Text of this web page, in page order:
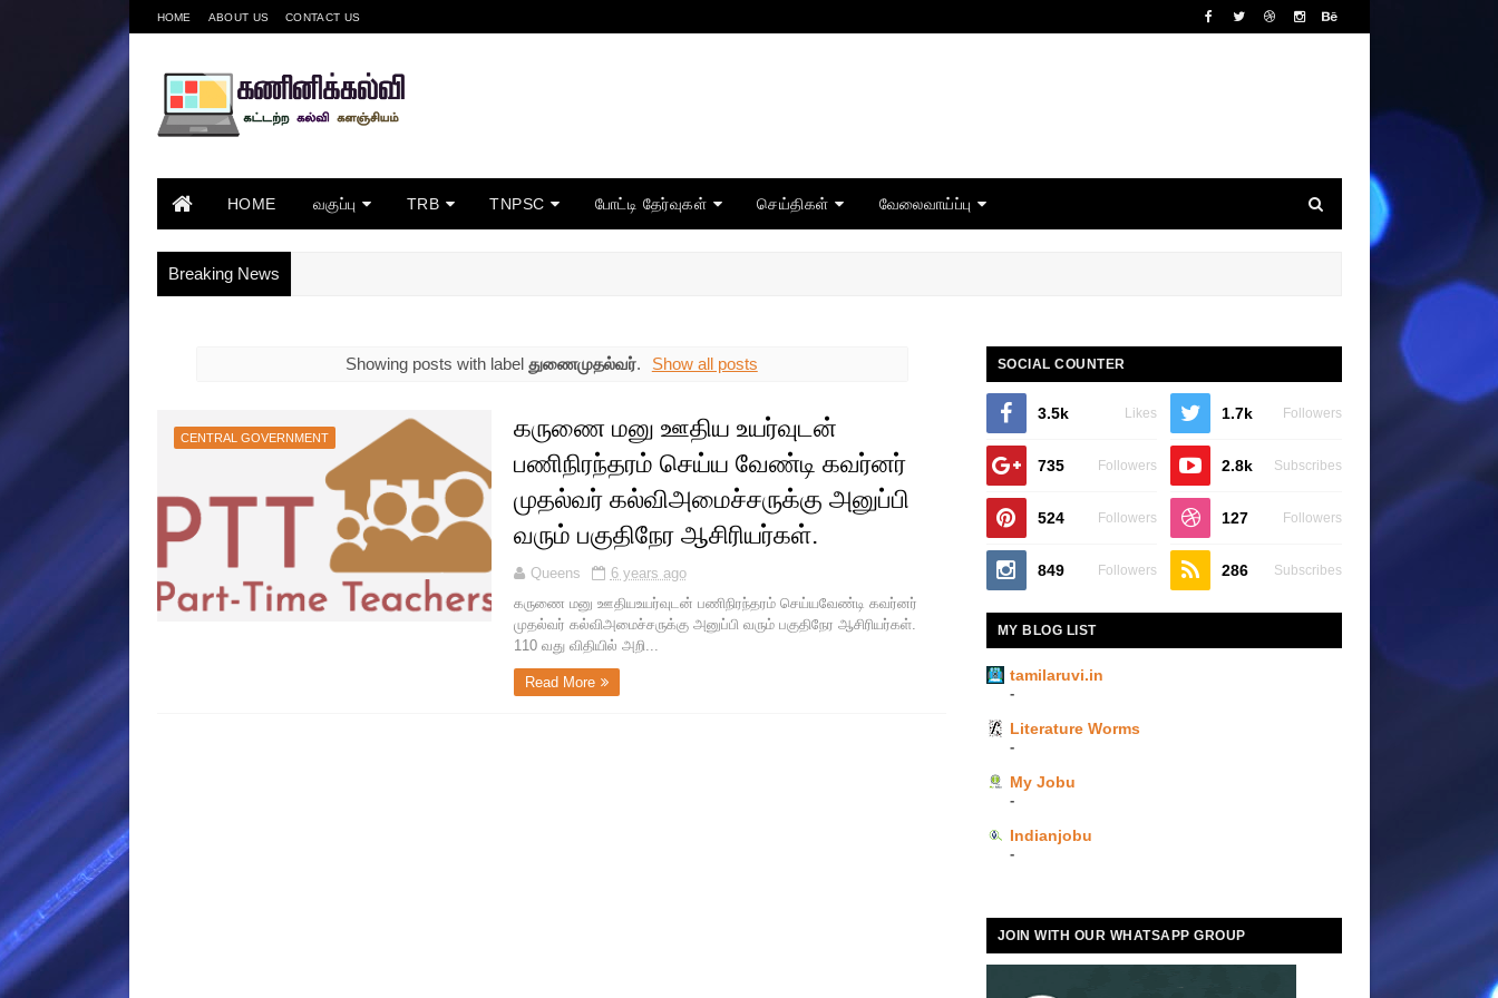
HOME ABOUT US CONTACT US
HOME வகுப்பு TRB TNPSC போட்டி தேர்வுகள் செய்திகள் வேலைவாய்ப்பு
Breaking News
Showing posts with label துணைமுதல்வர். Show all posts
CENTRAL GOVERNMENT
கருணை மனு ஊதிய உயர்வுடன்
பணிநிரந்தரம் செய்ய வேண்டி கவர்னர்
முதல்வர் கல்விஅமைச்சருக்கு அனுப்பி
வரும் பகுதிநேர ஆசிரியர்கள்.
Queens
6 years ago
கருணை மனு ஊதியஉயர்வுடன் பணிநிரந்தரம் செய்யவேண்டி கவர்னர்
முதல்வர் கல்விஅமைச்சருக்கு அனுப்பி வரும் பகுதிநேர ஆசிரியர்கள்.
110 வது விதியில் அறி...
Read More
SOCIAL COUNTER
3.5k Likes 1.7k Followers
735 Followers 2.8k Subscribes
524 Followers 127 Followers
849 Followers 286 Subscribes
MY BLOG LIST
tamilaruvi.in
-
Literature Worms
-
My Jobu
-
Indianjobu
-
JOIN WITH OUR WHATSAPP GROUP